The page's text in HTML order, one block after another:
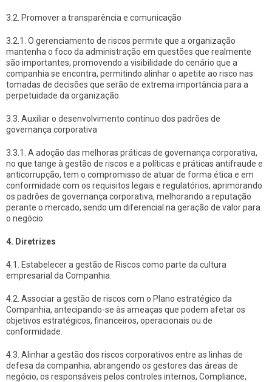
3.2. Promover a transparência e comunicação
3.2.1. O gerenciamento de riscos permite que a organização
mantenha o foco da administração em questões que realmente
são importantes, promovendo a visibilidade do cenário que a
companhia se encontra, permitindo alinhar o apetite ao risco nas
tomadas de decisões que serão de extrema importância para a
perpetuidade da organização.
3.3. Auxiliar o desenvolvimento contínuo dos padrões de
governança corporativa
3.3.1. A adoção das melhoras práticas de governança corporativa,
no que tange à gestão de riscos e a políticas e práticas antifraude e
anticorrupção, tem o compromisso de atuar de forma ética e em
conformidade com os requisitos legais e regulatórios, aprimorando
os padrões de governança corporativa, melhorando a reputação
perante o mercado, sendo um diferencial na geração de valor para
o negócio.
4. Diretrizes
4.1. Estabelecer a gestão de Riscos como parte da cultura
empresarial da Companhia.
4.2. Associar a gestão de riscos com o Plano estratégico da
Companhia, antecipando-se às ameaças que podem afetar os
objetivos estratégicos, financeiros, operacionais ou de
conformidade.
4.3. Alinhar a gestão dos riscos corporativos entre as linhas de
defesa da companhia, abrangendo os gestores das áreas de
negócio, os responsáveis pelos controles internos, Compliance,